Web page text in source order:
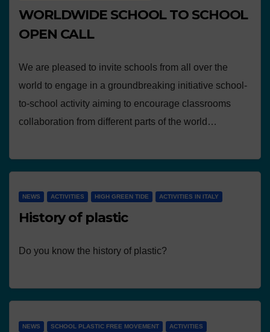
WORLDWIDE SCHOOL TO SCHOOL
OPEN CALL
We are pleased to invite schools from all over the
world to engage in a groundbreaking initiative school-
to-school activity aiming to encourage classrooms
collaboration from different parts of the world…
NEWS ACTIVITIES HIGH GREEN TIDE ACTIVITIES IN ITALY
History of plastic
Do you know the history of plastic?
NEWS SCHOOL PLASTIC FREE MOVEMENT
ACTIVITIES